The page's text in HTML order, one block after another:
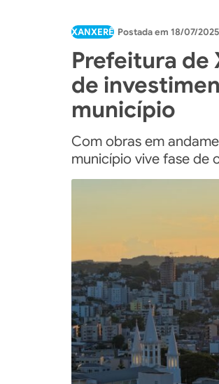
XANXERÊ 18/07/
Prefeitura de
de
município
Com obras em
município vive fase de